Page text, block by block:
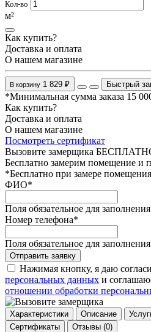
Кол-во
м²
Как купить?
Доставка и оплата
О нашем магазине
В корзину 1 829 ₽ Быстрый
*Минимальная сумма заказа 15
Как купить?
Доставка и оплата
О нашем магазине
Посмотреть сертификат
Вызовите замерщика
Бесплатно замерим помещение и
*Бесплатно при замере
ФИО*
Поля обязательное для заполнения
Номер телефона*
Поля обязательное для заполнения
Отправить заявку
Нажимая кнопку, я даю
персональных данных и
отношении обработки
Характеристики Описание
Сертификаты
Отзывы (0)